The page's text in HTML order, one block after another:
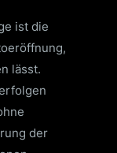
ist die
lässt.
der